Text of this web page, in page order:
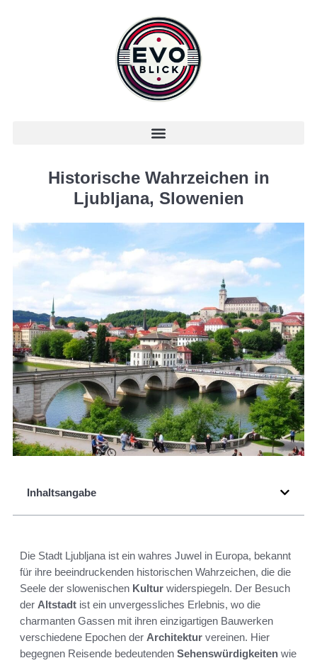
Historische Wahrzeichen in
Ljubljana, Slowenien
Inhaltsangabe
Die Stadt Ljubljana ist ein wahres Juwel in Europa, bekannt
für ihre beeindruckenden historischen Wahrzeichen, die die
Seele der slowenischen Kultur widerspiegeln. Der Besuch
der Altstadt ist ein unvergessliches Erlebnis, wo die
charmanten Gassen mit ihren einzigartigen Bauwerken
verschiedene Epochen der Architektur vereinen. Hier
begegnen Reisende bedeutenden Sehenswürdigkeiten wie